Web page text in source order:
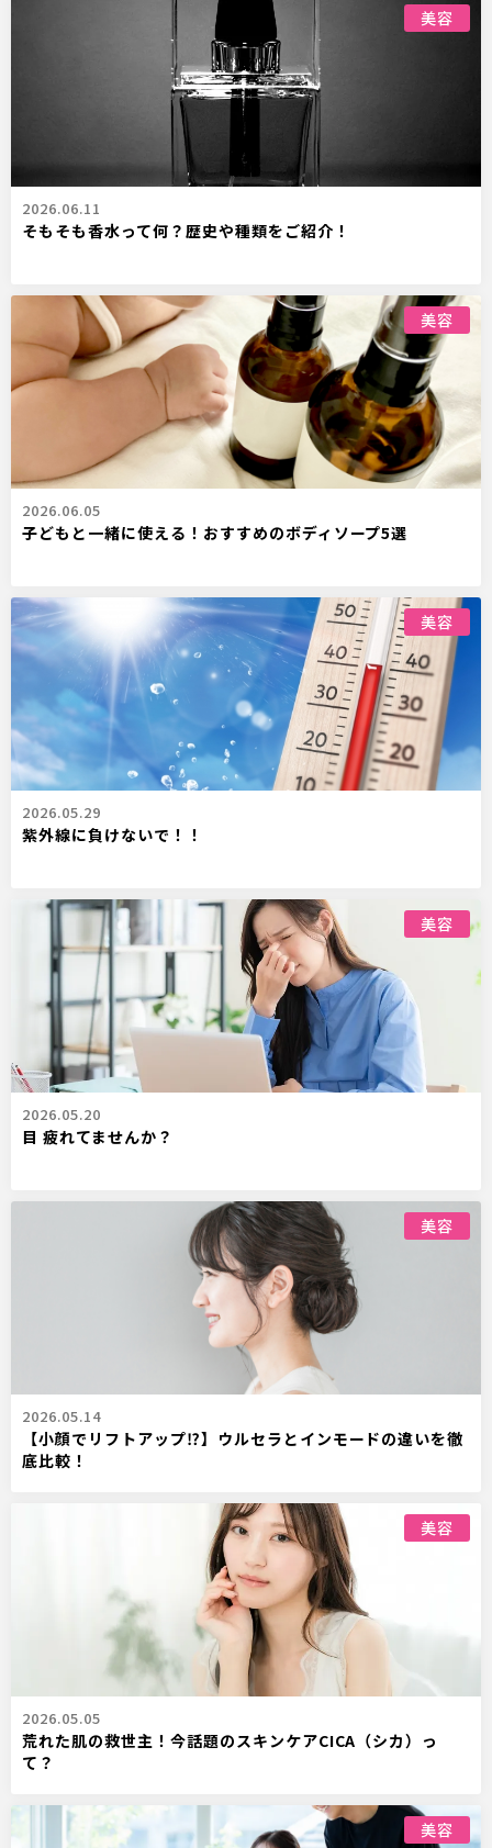
美容
2026.06.11
そもそも香水って何？歴史や種類をご紹介！
美容
2026.06.05
子どもと一緒に使える！おすすめのボディソープ5選
美容
2026.05.29
紫外線に負けないで！！
美容
2026.05.20
目 疲れてませんか？
美容
2026.05.14
【小顔でリフトアップ⁉】ウルセラとインモードの違いを徹
底比較！
美容
2026.05.05
荒れた肌の救世主！今話題のスキンケアCICA（シカ）っ
て？
美容